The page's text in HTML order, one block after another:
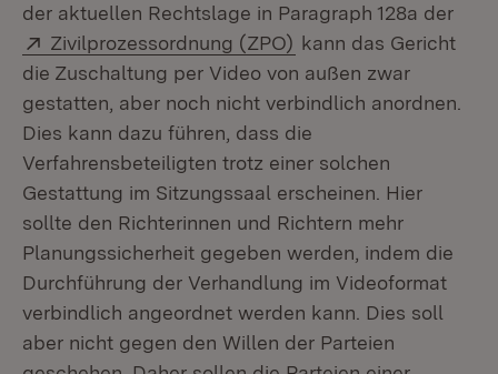
der aktuellen Rechtslage in Paragraph 128a der
Extern:
Zivilprozessordnung (ZPO) (Öffnet in neuem
kann das Gericht
die Zuschaltung per Video von außen zwar
gestatten, aber noch nicht verbindlich anordnen.
Dies kann dazu führen, dass die
Verfahrensbeteiligten trotz einer solchen
Gestattung im Sitzungssaal erscheinen. Hier
sollte den Richterinnen und Richtern mehr
Planungssicherheit gegeben werden, indem die
Durchführung der Verhandlung im Videoformat
verbindlich angeordnet werden kann. Dies soll
aber nicht gegen den Willen der Parteien